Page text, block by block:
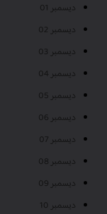
ديسمبر 01
ديسمبر 02
ديسمبر 03
ديسمبر 04
ديسمبر 05
ديسمبر 06
ديسمبر 07
ديسمبر 08
ديسمبر 09
ديسمبر 10